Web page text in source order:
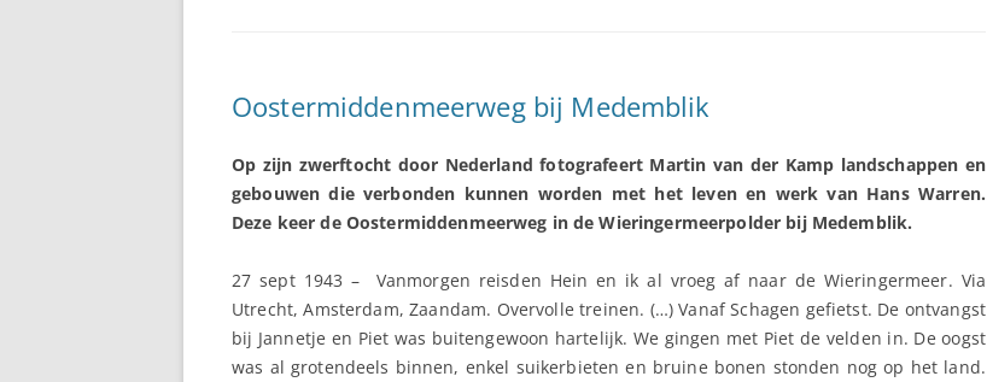
Oostermiddenmeerweg bij Medemblik
Op zijn zwerftocht door Nederland fotografeert Martin van der Kamp landschappen en
gebouwen die verbonden kunnen worden met het leven en werk van Hans Warren.
Deze keer de Oostermiddenmeerweg in de Wieringermeerpolder bij Medemblik.
27 sept 1943 – Vanmorgen reisden Hein en ik al vroeg af naar de Wieringermeer. Via
Utrecht, Amsterdam, Zaandam. Overvolle treinen. (…) Vanaf Schagen gefietst. De ontvangst
bij Jannetje en Piet was buitengewoon hartelijk. We gingen met Piet de velden in. De oogst
was al grotendeels binnen, enkel suikerbieten en bruine bonen stonden nog op het land.